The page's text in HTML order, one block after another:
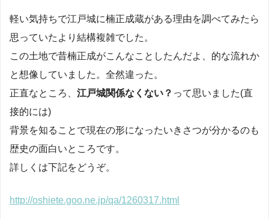
軽い気持ちで江戸城に楠正成蔵がある理由を調べてみたら
思っていたより結構複雑でした。
この土地で昔楠正成がこんなことしたんだよ、的な流れか
と想像していました。全然違った。
正直なところ、 江戸城関係なくない？ って思いました(直
接的には)
背景を知ることで現在の形になったいきさつが分かるのも
歴史の面白いところです。
詳しくは下記をどうぞ。
http://oshiete.goo.ne.jp/qa/1260317.html